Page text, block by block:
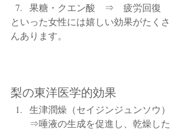
果糖・クエン酸　⇒　疲労回復
といった女性には嬉しい効果がたくさ
んあります。
梨の東洋医学的効果
生津潤燥（セイジンジュンソウ）
⇒唾液の生成を促進し、乾燥した